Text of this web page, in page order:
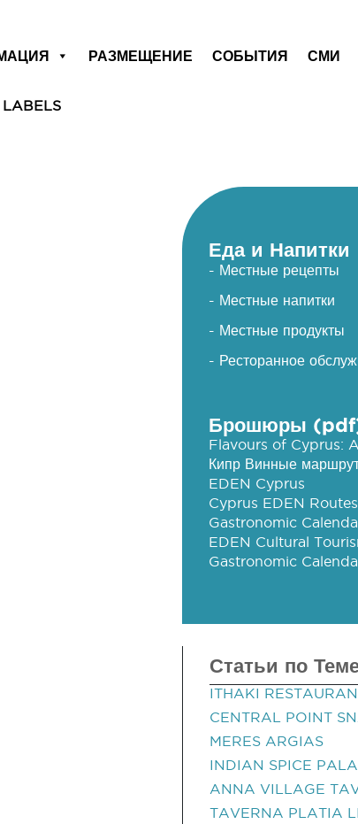
РАЗМЕЩЕНИЕ СОБЫТИЯ СМИ
Еда и Напитки
- Местные рецепты
- Местные напитки
- Местные продукты
- Ресторанное
Брошюры
Flavours of Cyprus:
Кипр Винные
EDEN Cyprus
Cyprus EDEN Routes
Gastronomic
EDEN Cultural
Gastronomic
Статьи по
ITHAKI
CENTRAL POINT
MERES ARGIAS
INDIAN SPICE
ANNA VILLAGE
TAVERNA PLATIA